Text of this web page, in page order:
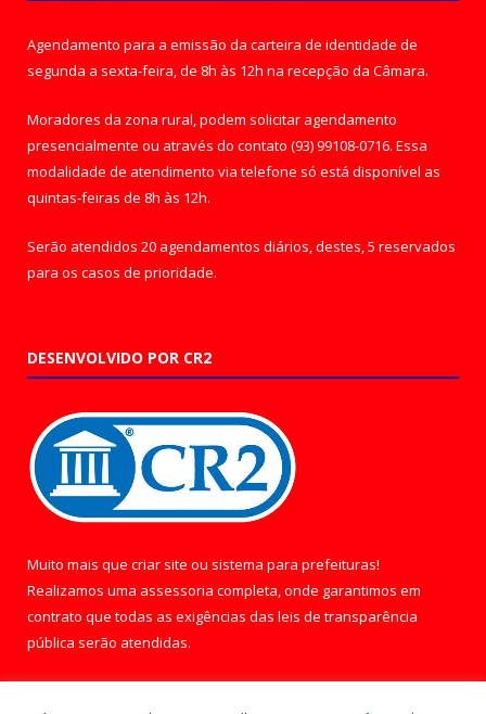
Agendamento para a emissão da carteira de identidade de
segunda a sexta-feira, de 8h às 12h na recepção da Câmara.
Moradores da zona rural, podem solicitar agendamento
presencialmente ou através do contato (93) 99108-0716. Essa
modalidade de atendimento via telefone só está disponível as
quintas-feiras de 8h às 12h.
Serão atendidos 20 agendamentos diários, destes, 5 reservados
para os casos de prioridade.
DESENVOLVIDO POR CR2
Muito mais que criar site ou sistema para prefeituras!
Realizamos uma assessoria completa, onde garantimos em
contrato que todas as exigências das leis de transparência
pública serão atendidas.